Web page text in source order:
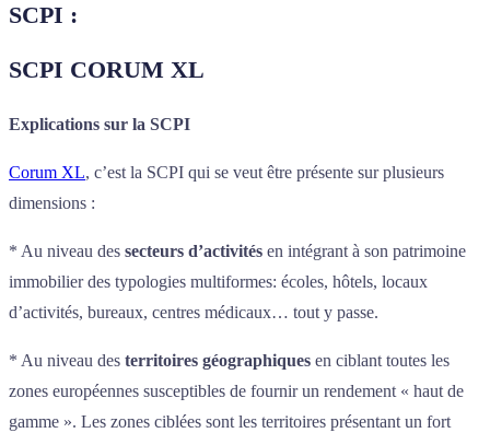
SCPI :
SCPI CORUM XL
Explications sur la SCPI
Corum XL, c’est la SCPI qui se veut être présente sur plusieurs
dimensions :
* Au niveau des secteurs d’activités en intégrant à son patrimoine
immobilier des typologies multiformes: écoles, hôtels, locaux
d’activités, bureaux, centres médicaux… tout y passe.
* Au niveau des territoires géographiques en ciblant toutes les
zones européennes susceptibles de fournir un rendement « haut de
gamme ». Les zones ciblées sont les territoires présentant un fort